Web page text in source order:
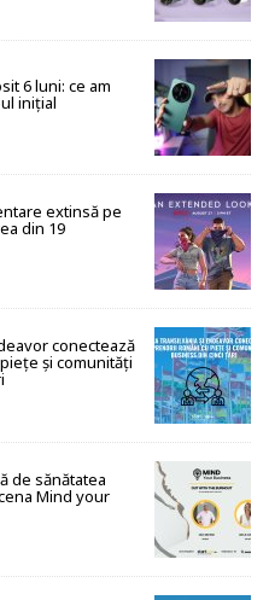
6 luni: ce am
inițial
extinsă pe
din 19
conectează
și comunități
de sănătatea
Mind your